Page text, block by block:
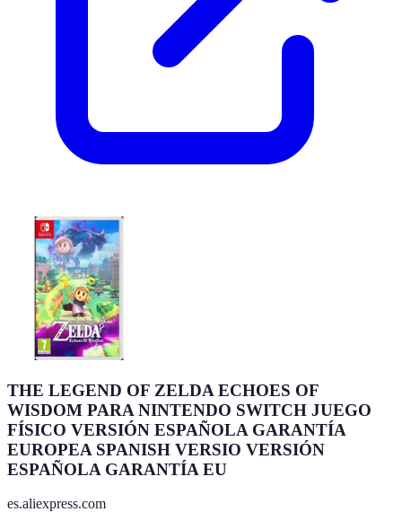
THE LEGEND OF ZELDA ECHOES OF
WISDOM PARA NINTENDO SWITCH JUEGO
FÍSICO VERSIÓN ESPAÑOLA GARANTÍA
EUROPEA SPANISH VERSIO VERSIÓN
ESPAÑOLA GARANTÍA EU
es.aliexpress.com